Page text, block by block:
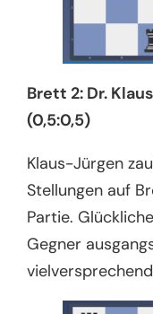
Brett 2: Dr.
(0,5:0,5)
Klaus-Jürgen
Stellungen auf
Partie.
Gegner